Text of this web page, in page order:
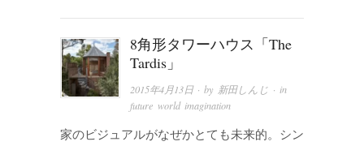
8角形タワーハウス「The
Tardis」
2015年4月13日· by 新田しんじ · in
future world imagination
家のビジュアルがなぜかとても未来的。シン